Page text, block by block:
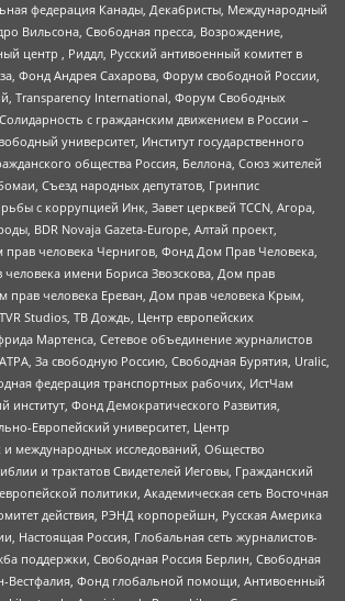
федерация Канады, Декабристы, Международный
Вильсона, Свободная пресса, Возрождение,
центр , Риддл, Русский антивоенный комитет в
Фонд Андрея Сахарова, Форум свободной России,
Transparеncy International, Форум Свободных
с гражданским движением в России –
университет, Институт государственного
общества Россия, Беллона, Союз жителей
Съезд народных депутатов, Гринпис
с коррупцией Инк, Завет церквей TCCN, Агора,
BDR Novaja Gazeta-Europe, Алтай проект,
человека Чернигов, Фонд Дом Прав Человека,
человека имени Бориса Звозскова, Дом прав
прав человека Ереван, Дом прав человека Крым,
Studios, ТВ Дождь, Центр европейских
Мартенса, Сетевое объединение журналистов
За свободную Россию, Свободная Бурятия, Uralic,
федерация транспортных рабочих, ИстЧам
институт, Фонд Демократического Развития,
Европейский университет, Центр
и международных исследований, Общество
и трактатов Свидетелей Иеговы, Гражданский
политики, Академическая сеть Восточная
действия, РЭНД корпорейшн, Русская Америка
Настоящая Россия, Глобальная сеть журналистов-
поддержки, Свободная Россия Берлин, Свободная
Вестфалия, Фонд глобальной помощи, Антивоенный